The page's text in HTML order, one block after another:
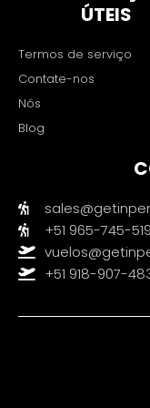
ÚTEIS
Termos de serviço
Contate-nos
Nós
Blog
+51 965-745-519
+51 918-907-